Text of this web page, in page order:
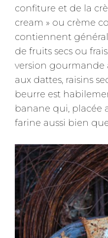
confiture et de la
cream » ou crème
contiennent
de fruits secs ou
version gourmande
aux dattes, raisins
beurre est
banane qui, placée
farine aussi bien